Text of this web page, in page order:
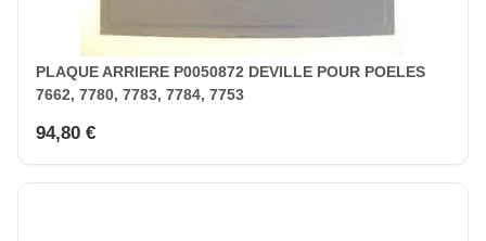
PLAQUE ARRIERE P0050872 DEVILLE POUR POELES
7662, 7780, 7783, 7784, 7753
94,80 €